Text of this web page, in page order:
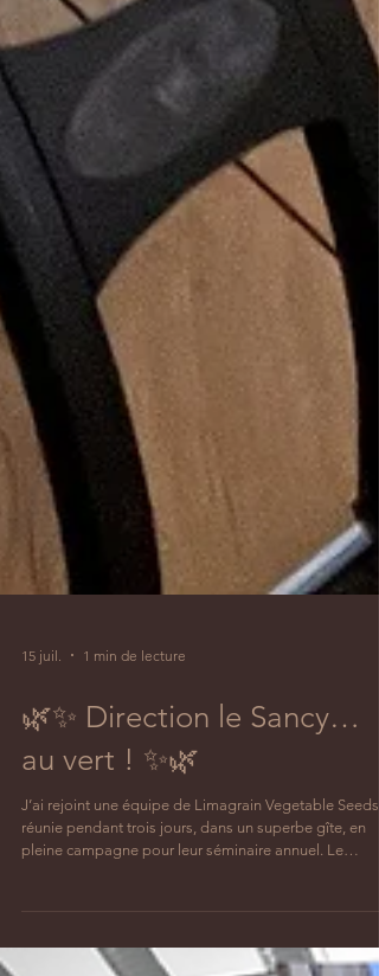
15 juil. 1 min de lecture
🌿✨ Direction le Sancy…
pleine campagne pour leur séminaire annuel. Le